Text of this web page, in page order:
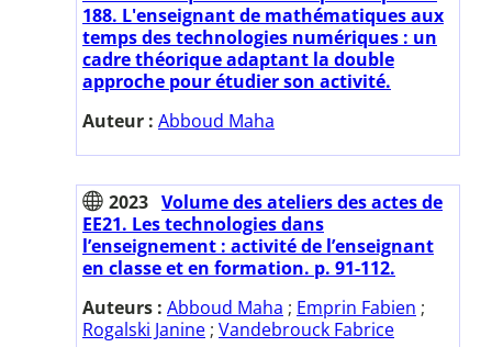
188. L'enseignant de mathématiques aux
temps des technologies numériques : un
cadre théorique adaptant la double
approche pour étudier son activité.
Auteur : Abboud Maha
2023 Volume des ateliers des actes de
EE21. Les technologies dans
l’enseignement : activité de l’enseignant
en classe et en formation. p. 91-112.
Auteurs : Abboud Maha ; Emprin Fabien ;
Rogalski Janine ; Vandebrouck Fabrice